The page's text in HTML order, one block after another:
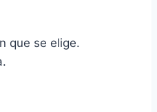
que se elige.